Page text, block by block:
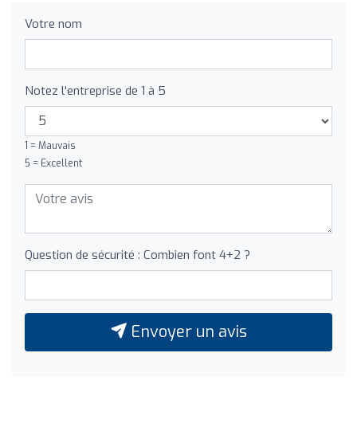
Votre nom
Notez l'entreprise de 1 à 5
1 = Mauvais
5 = Excellent
Question de sécurité : Combien font 4+2 ?
Envoyer un avis